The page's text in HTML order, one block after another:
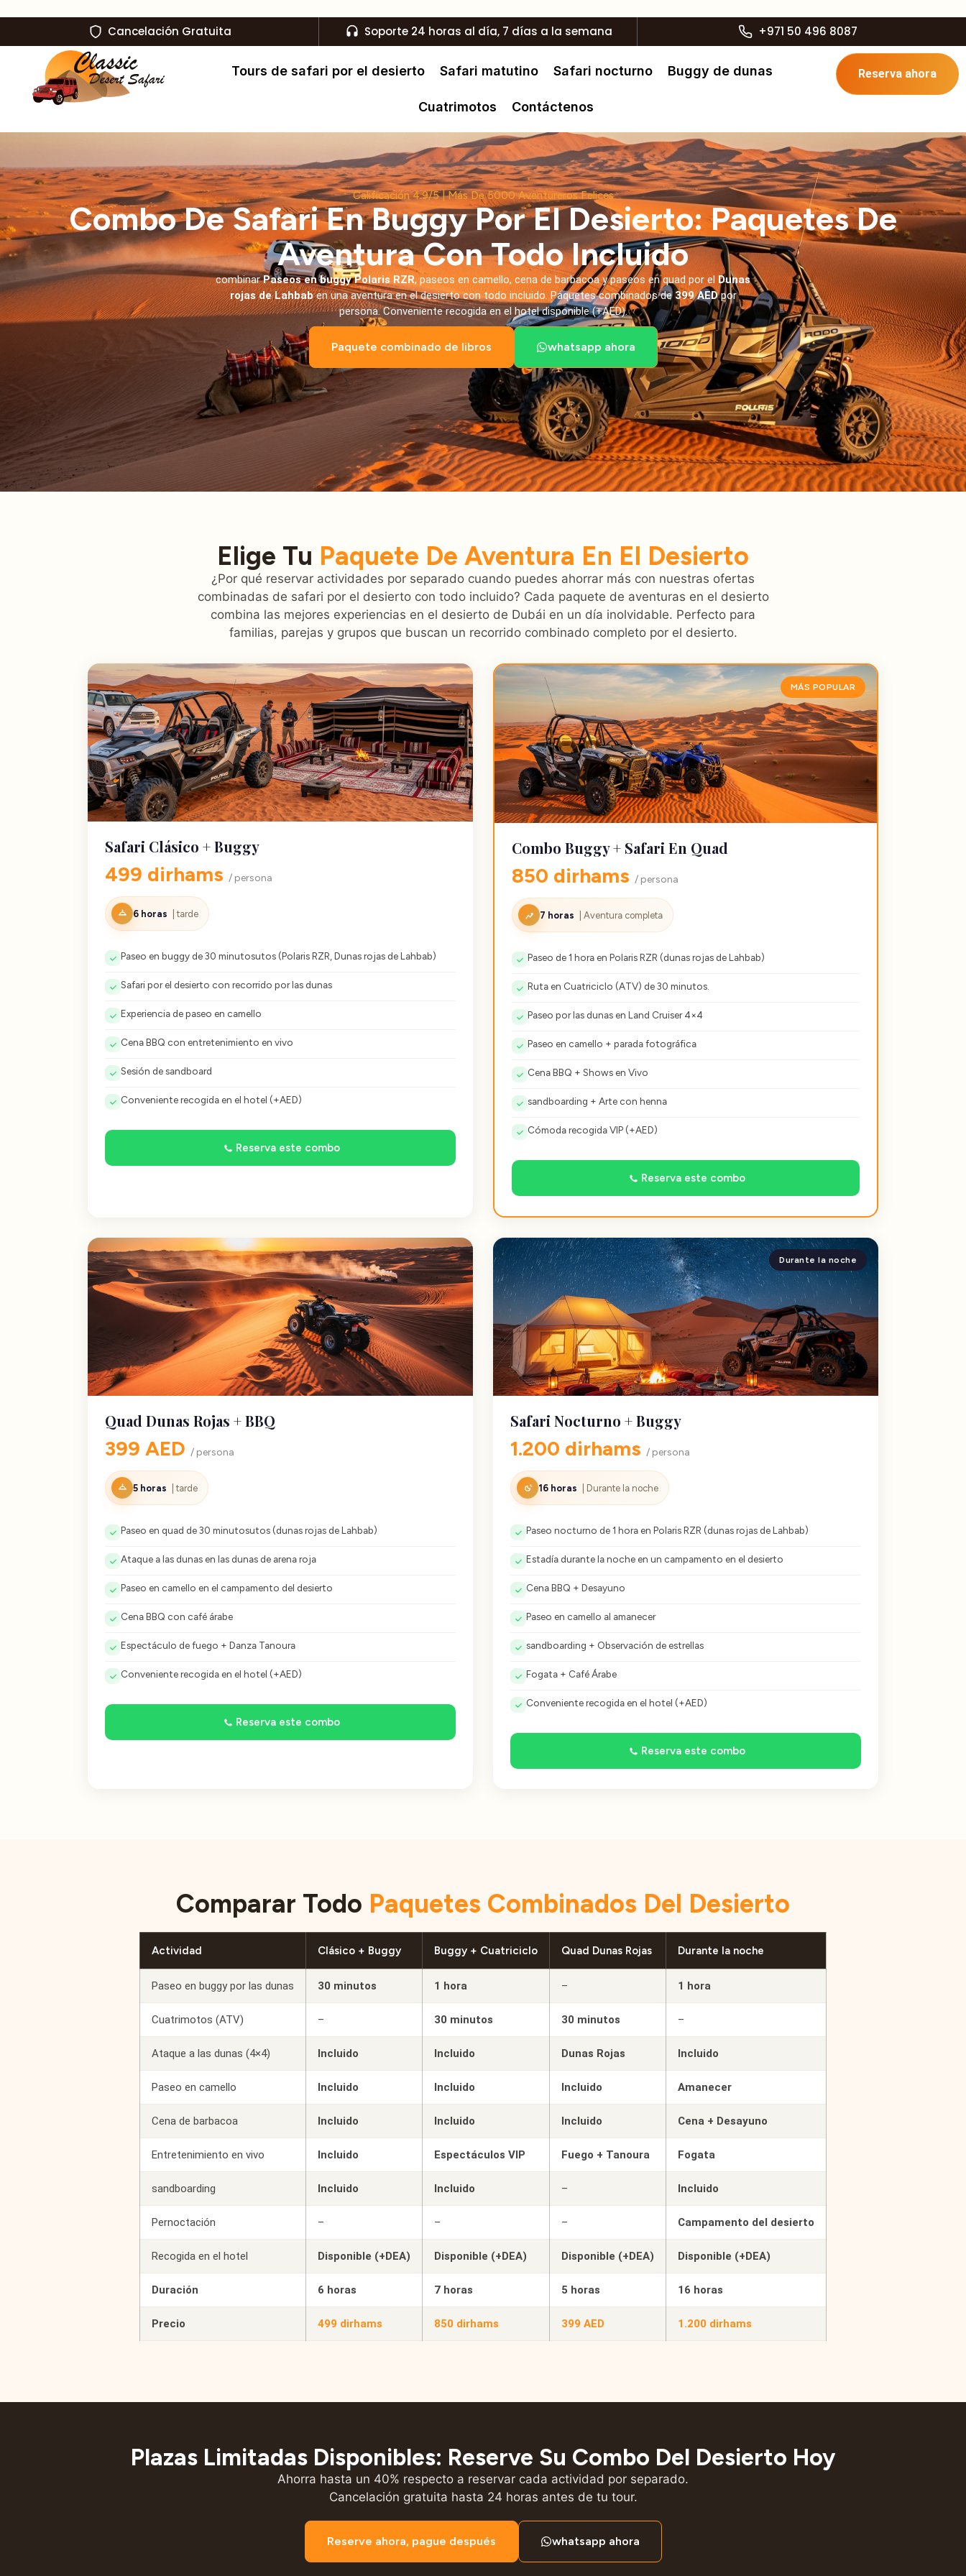
Cancelación Gratuita Soporte 24 horas al día, 7 días a la semana +971 50 496 8087
Tours de safari por el desierto Safari matutino Safari nocturno Buggy de dunas
Cuatrimotos Contáctenos
Reserva ahora
Calificación 4.9/5 | Más De 5000 Aventureros Felices
Combo De Safari En Buggy Por El Desierto: Paquetes De
Aventura Con Todo Incluido
combinarPaseos en buggy Polaris RZR, paseos en camello, cena de barbacoa y paseos en quad por el Dunas
rojas de Lahbaben una aventura en el desierto con todo incluido. Paquetes combinados de 399 AEDpor
persona. Conveniente recogida en el hotel disponible (+AED).
Paquete combinado de libros whatsapp ahora
Elige Tu Paquete De Aventura En El Desierto
¿Por qué reservar actividades por separado cuando puedes ahorrar más con nuestras ofertas
combinadas de safari por el desierto con todo incluido? Cada paquete de aventuras en el desierto
combina las mejores experiencias en el desierto de Dubái en un día inolvidable. Perfecto para
familias, parejas y grupos que buscan un recorrido combinado completo por el desierto.
Safari Clásico + Buggy
499 dirhams / persona
6 horas | tarde
Paseo en buggy de 30 minutosutos (Polaris RZR, Dunas rojas de Lahbab)
Safari por el desierto con recorrido por las dunas
Experiencia de paseo en camello
Cena BBQ con entretenimiento en vivo
Sesión de sandboard
Conveniente recogida en el hotel (+AED)
Reserva este combo
MÁS POPULAR
Combo Buggy + Safari En Quad
850 dirhams / persona
7 horas | Aventura completa
Paseo de 1 hora en Polaris RZR (dunas rojas de Lahbab)
Ruta en Cuatriciclo (ATV) de 30 minutos.
Paseo por las dunas en Land Cruiser 4×4
Paseo en camello + parada fotográfica
Cena BBQ + Shows en Vivo
sandboarding + Arte con henna
Cómoda recogida VIP (+AED)
Reserva este combo
Quad Dunas Rojas + BBQ
399 AED / persona
5 horas | tarde
Paseo en quad de 30 minutosutos (dunas rojas de Lahbab)
Ataque a las dunas en las dunas de arena roja
Paseo en camello en el campamento del desierto
Cena BBQ con café árabe
Espectáculo de fuego + Danza Tanoura
Conveniente recogida en el hotel (+AED)
Reserva este combo
Durante la noche
Safari Nocturno + Buggy
1.200 dirhams / persona
16 horas | Durante la noche
Paseo nocturno de 1 hora en Polaris RZR (dunas rojas de Lahbab)
Estadía durante la noche en un campamento en el desierto
Cena BBQ + Desayuno
Paseo en camello al amanecer
sandboarding + Observación de estrellas
Fogata + Café Árabe
Conveniente recogida en el hotel (+AED)
Reserva este combo
Comparar Todo Paquetes Combinados Del Desierto
Actividad Clásico + Buggy Buggy + Cuatriciclo Quad Dunas Rojas Durante la noche
Paseo en buggy por las dunas 30 minutos 1 hora – 1 hora
Cuatrimotos (ATV) – 30 minutos 30 minutos –
Ataque a las dunas (4×4) Incluido Incluido Dunas Rojas Incluido
Paseo en camello Incluido Incluido Incluido Amanecer
Cena de barbacoa Incluido Incluido Incluido Cena + Desayuno
Entretenimiento en vivo Incluido Espectáculos VIP Fuego + Tanoura Fogata
sandboarding Incluido Incluido – Incluido
Pernoctación – – – Campamento del desierto
Recogida en el hotel Disponible (+DEA) Disponible (+DEA) Disponible (+DEA) Disponible (+DEA)
Duración 6 horas 7 horas 5 horas 16 horas
Precio 499 dirhams 850 dirhams 399 AED 1.200 dirhams
Plazas Limitadas Disponibles: Reserve Su Combo Del Desierto Hoy
Ahorra hasta un 40% respecto a reservar cada actividad por separado.
Cancelación gratuita hasta 24 horas antes de tu tour.
Reserve ahora, pague después whatsapp ahora